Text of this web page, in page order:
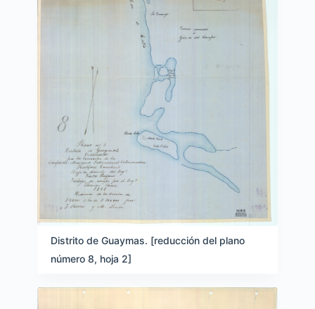
Distrito de Guaymas. [reducción del plano
número 8, hoja 2]